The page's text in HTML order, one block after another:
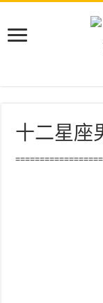
十二星座